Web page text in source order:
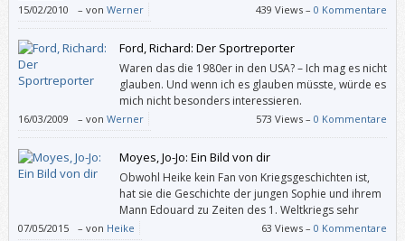
15/02/2010 – von Werner 439 Views –0 Kommentare
Ford, Richard: Der Sportreporter
Waren das die 1980er in den USA? – Ich mag es nicht
glauben. Und wenn ich es glauben müsste, würde es
mich nicht besonders interessieren.
16/03/2009 – von Werner 573 Views –0 Kommentare
Moyes, Jo-Jo: Ein Bild von dir
Obwohl Heike kein Fan von Kriegsgeschichten ist,
hat sie die Geschichte der jungen Sophie und ihrem
Mann Edouard zu Zeiten des 1. Weltkriegs sehr
gefesselt. Es dürfte die meisten Leser auch sehr
07/05/2015 – von Heike 63 Views –0 Kommentare